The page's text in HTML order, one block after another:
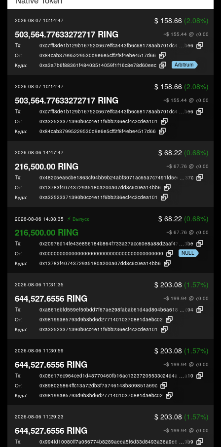
2026-08-07 10:14:47 $ 158.66 (2.08%)
~$ 155.44 @ <0.00
503,564.77633272717 RING
Tx: 0xc7fff8de1b129b16752c667effca443fb6c68178a5b701dc44b1cb1531a51
be6
От:
0x84cab37995229530d9e6e5cff2f8f4ebe4517d66
Куда:
0xa3a7b6f88361f48403514059f1f16c8e78d60eec Arbitrum
2026-08-07 10:14:47 $ 158.66 (2.08%)
~$ 155.44 @ <0.00
503,564.77633272717 RING
Tx: 0xc7fff8de1b129b16752c667effca443fb6c68178a5b701dc44b1cb1531a51
be6
От:
0xa32523371390b0cc4e11f6bb236ecf4c2cdea101
Куда:
0x84cab37995229530d9e6e5cff2f8f4ebe4517d66
2026-08-06 14:47:47 $ 68.22 (0.68%)
~$ 67.76 @ <0.00
216,500.00 RING
Tx: 0x482c5ea5cbe1863cf94bb9b24abf3071ac65a7c7491fd5eea2be49ae99b97
37c
От:
0x13783f40743729a5180a200a07dd8c6c0ea14bb6
Куда:
0xa32523371390b0cc4e11f6bb236ecf4c2cdea101
2026-08-06 14:38:35 ⚡️ Выпуск $ 68.22 (0.68%)
~$ 67.76 @ <0.00
216,500.00 RING
Tx: 0x20976d14fe43e856184b864f733a37acc60e8a88d2aaf471cd195c2b10bde
3be
От:
0x0000000000000000000000000000000000000000
NULL
Куда:
0x13783f40743729a5180a200a07dd8c6c0ea14bb6
2026-08-06 11:31:35 $ 203.08 (1.57%)
~$ 199.94 @ <0.00
644,527.6556 RING
Tx: 0xa861ebfd559ef50bdd7f67ae298fabab61d4ad804b6a618044b817af9f368
c94
От:
0x98199ae5793d9b8bd6d277140103708e1daebc02
Куда:
0xa32523371390b0cc4e11f6bb236ecf4c2cdea101
2026-08-06 11:30:59 $ 203.08 (1.57%)
~$ 199.94 @ <0.00
644,527.6556 RING
Tx: 0x08e17ec964ced1d48770460fb16ac13237205533c24d4aa8bed3edd5ee20c
a10
От:
0x898025864ffc13a72db3f7a746148b809851a69c
Куда:
0x98199ae5793d9b8bd6d277140103708e1daebc02
2026-08-06 11:29:23 $ 203.08 (1.57%)
~$ 199.94 @ <0.00
644,527.6556 RING
Tx: 0x994fd10080ff7a056774b8289aeea5f6d33d8493a36a9e69049cf8c935249
9b9